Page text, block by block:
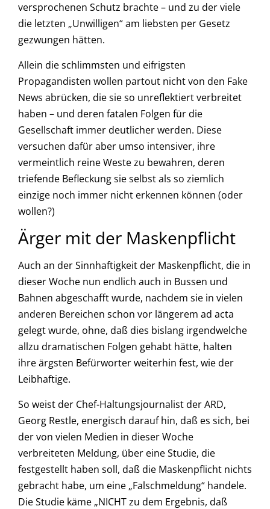
versprochenen Schutz brachte – und zu der viele
die letzten „Unwilligen“ am liebsten per Gesetz
gezwungen hätten.
Allein die schlimmsten und eifrigsten
Propagandisten wollen partout nicht von den Fake
News abrücken, die sie so unreflektiert verbreitet
haben – und deren fatalen Folgen für die
Gesellschaft immer deutlicher werden. Diese
versuchen dafür aber umso intensiver, ihre
vermeintlich reine Weste zu bewahren, deren
triefende Befleckung sie selbst als so ziemlich
einzige noch immer nicht erkennen können (oder
wollen?)
Ärger mit der Maskenpflicht
Auch an der Sinnhaftigkeit der Maskenpflicht, die in
dieser Woche nun endlich auch in Bussen und
Bahnen abgeschafft wurde, nachdem sie in vielen
anderen Bereichen schon vor längerem ad acta
gelegt wurde, ohne, daß dies bislang irgendwelche
allzu dramatischen Folgen gehabt hätte, halten
ihre ärgsten Befürworter weiterhin fest, wie der
Leibhaftige.
So weist der Chef-Haltungsjournalist der ARD,
Georg Restle, energisch darauf hin, daß es sich, bei
der von vielen Medien in dieser Woche
verbreiteten Meldung, über eine Studie, die
festgestellt haben soll, daß die Maskenpflicht nichts
gebracht habe, um eine „Falschmeldung“ handele.
Die Studie käme „NICHT zu dem Ergebnis, daß